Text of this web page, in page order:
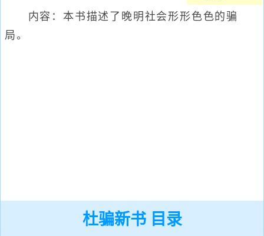
内容：本书描述了晚明社会形形色色的骗
局。
杜骗新书 目录